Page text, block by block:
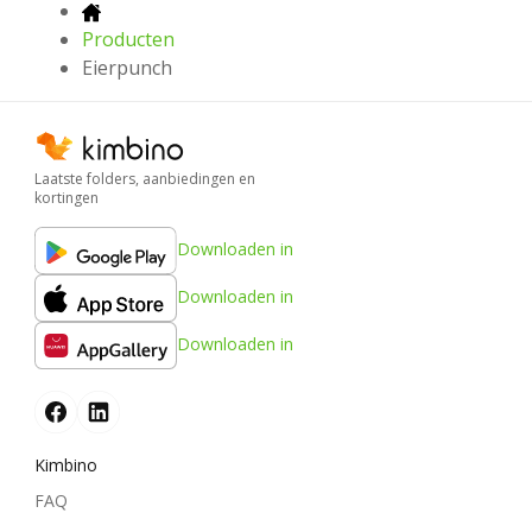
Producten
Eierpunch
Laatste folders, aanbiedingen en
kortingen
Downloaden in
Downloaden in
Downloaden in
Kimbino
FAQ